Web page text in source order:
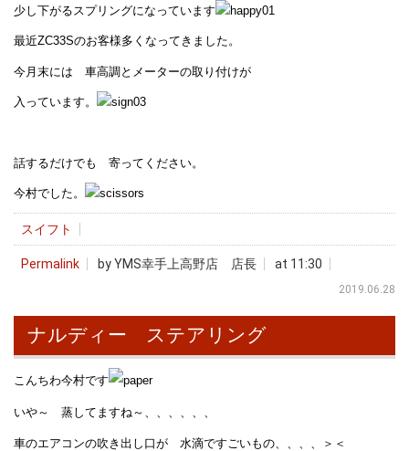
少し下がるスプリングになっています
最近ZC33Sのお客様多くなってきました。
今月末には 車高調とメーターの取り付けが
入っています。
話するだけでも 寄ってください。
今村でした。
スイフト
Permalink by YMS幸手上高野店 店長 at 11:30
2019.06.28
ナルディー ステアリング
こんちわ今村です
いや～ 蒸してますね～、、、、、、
車のエアコンの吹き出し口が 水滴ですごいもの、、、、＞＜